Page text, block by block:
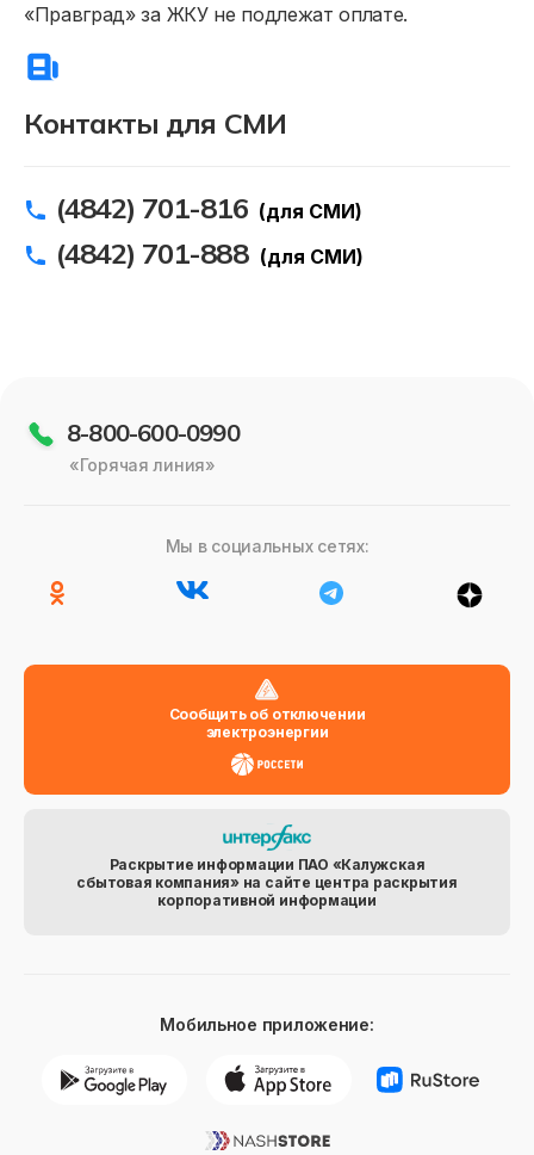
Контакты для СМИ
(4842) 701-816 (для СМИ)
(4842) 701-888 (для СМИ)
«Правград» за ЖКУ не подлежат оплате.
8-800-600-0990
«Горячая линия»
Мы в социальных сетях:
Сообщить об отключении
электроэнергии
Раскрытие информации ПАО «Калужская
сбытовая компания» на сайте центра раскрытия
корпоративной информации
Мобильное приложение: